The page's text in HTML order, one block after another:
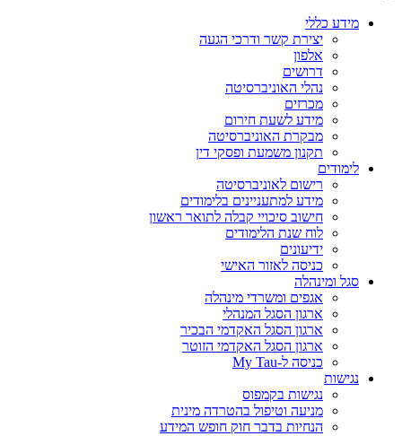
מידע כללי
יצירת קשר ודרכי הגעה
אלפון
דרושים
נהלי האוניברסיטה
מכרזים
מידע לשעת חירום
מבקרת האוניברסיטה
תקנון משמעת ופסקי דין
לימודים
רישום לאוניברסיטה
מידע למתעניינים בלימודים
חישוב סיכויי קבלה לתואר ראשון
לוח שנת הלימודים
ידיעונים
כניסה לאזור האישי
סגל ומינהלה
אגפים ומשרדי מינהלה
ארגון הסגל המנהלי
ארגון הסגל האקדמי הבכיר
ארגון הסגל האקדמי הזוטר
כניסה ל-My Tau
נגישות
נגישות בקמפוס
מניעה וטיפול בהטרדה מינית
הנחיות בדבר חוק חופש המידע